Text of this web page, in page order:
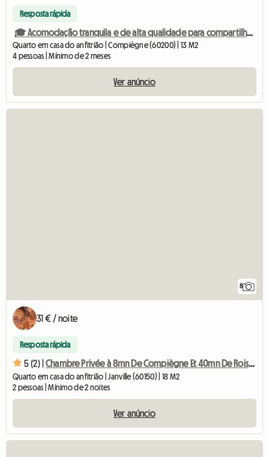
Resposta rápida
🎓 Acomodação tranquila e de alta qualidade para compartilhar quarto - Próximo à UTC/ESCOM
Quarto em casa do anfitrião | Compiègne (60200) | 13 M2
4 pessoas | Mínimo de 2 meses
Ver anúncio
8
31 € / noite
Resposta rápida
5 (2) | Chambre Privée à 8mn De Compiègne Et 40mn De Roissy Cdg
Quarto em casa do anfitrião | Janville (60150) | 18 M2
2 pessoas | Mínimo de 2 noites
Ver anúncio